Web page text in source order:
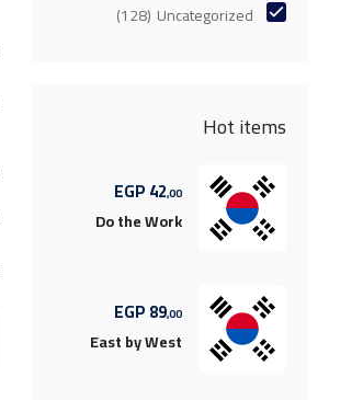
Uncategorized
(128)
Hot items
42,00
EGP
Do the Work
89,00
EGP
East by West